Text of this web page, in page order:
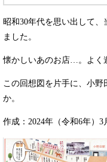
昭和30年代を思い出して
ました。
懐かしいあのお店…。よく
この回想図を片手に、小
か。
作成：2024年（令和6年）